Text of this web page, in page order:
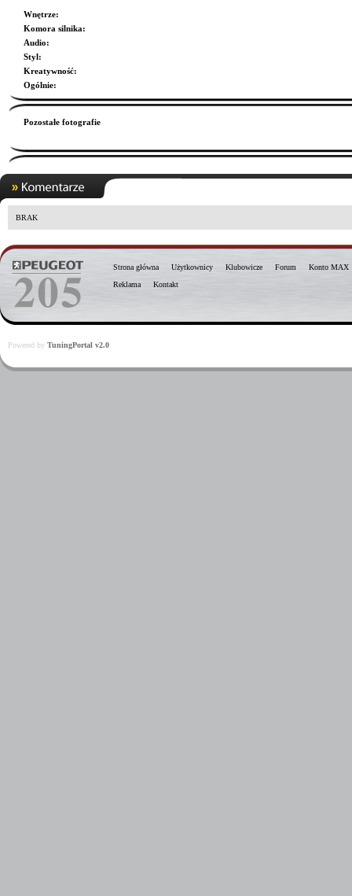
Wnętrze:
Komora silnika:
Audio:
Styl:
Kreatywność:
Ogólnie:
Pozostałe fotografie
BRAK
Strona główna Użytkownicy Klubowicze Forum
Konto MAX
Reklama
Kontakt
Powered by TuningPortal v2.0